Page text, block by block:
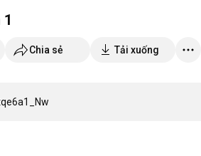
Chia sẻ Tải xuống